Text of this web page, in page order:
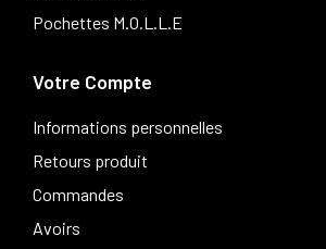
Pochettes M.O.L.L.E
Votre Compte
Informations personnelles
Retours produit
Commandes
Avoirs